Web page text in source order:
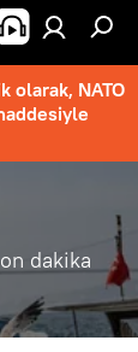
olarak, NATO
dakika